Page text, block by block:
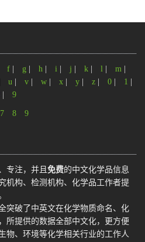
f g h i j k l m
u v w x y z 0 1
9
7 8 9
专注，并且 免费的中文化学品信息
机构、检测机构、化学品工作者提
突破了中英文在化学物质命名、化
所提供的数据全部中文化，更方便
物、环境等化学相关行业的工作人